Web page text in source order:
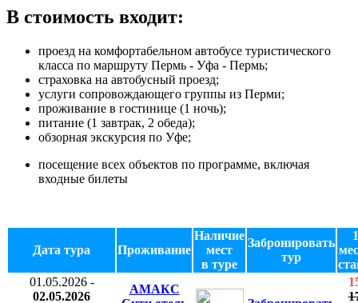
В стоимость входит:
проезд на комфортабельном автобусе туристического
класса по маршруту Пермь - Уфа - Пермь;
страховка на автобусный проезд;
услуги сопровождающего группы из Перми;
проживание в гостинице (1 ночь);
питание (1 завтрак, 2 обеда);
обзорная экскурсия по Уфе;
посещение всех объектов по программе, включая
входные билеты
Дата тура Проживание
Наличие
мест
в туре
Забронировать
тур
01.05.2026-
02.05.2026
АМАКС